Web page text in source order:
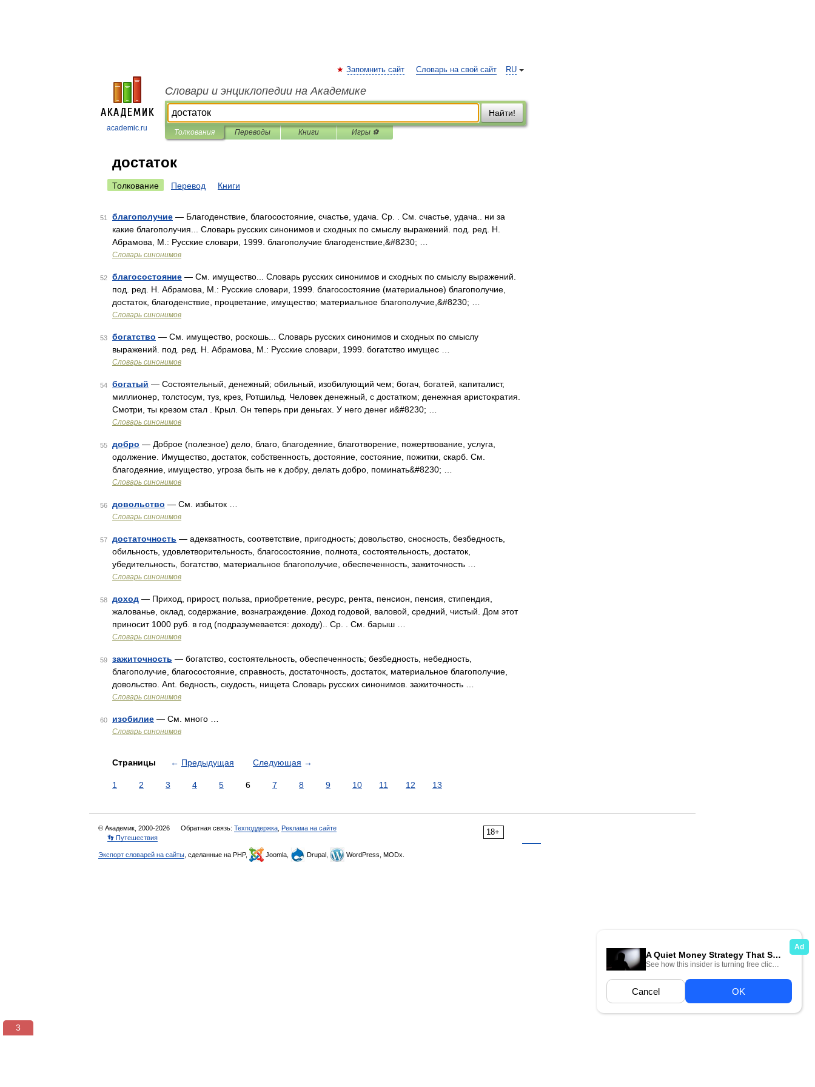
academic.ru
RU
Запомнить сайт Словарь на свой сайт
Словари и энциклопедии на Академике
Найти!
Толкования Переводы Книги Игры ⚽
достаток
Толкование Перевод Книги
51 благополучие — Благоденствие, благосостояние, счастье, удача. Ср. . См. счастье, удача.. ни за
какие благополучия... Словарь русских синонимов и сходных по смыслу выражений. под. ред. Н.
Абрамова, М.: Русские словари, 1999. благополучие благоденствие,&#8230; …
Словарь синонимов
52 благосостояние — См. имущество... Словарь русских синонимов и сходных по смыслу выражений.
под. ред. Н. Абрамова, М.: Русские словари, 1999. благосостояние (материальное) благополучие,
достаток, благоденствие, процветание, имущество; материальное благополучие,&#8230; …
Словарь синонимов
53 богатство — См. имущество, роскошь... Словарь русских синонимов и сходных по смыслу
выражений. под. ред. Н. Абрамова, М.: Русские словари, 1999. богатство имущес …
Словарь синонимов
54 богатый — Состоятельный, денежный; обильный, изобилующий чем; богач, богатей, капиталист,
миллионер, толстосум, туз, крез, Ротшильд. Человек денежный, с достатком; денежная аристократия.
Смотри, ты крезом стал . Крыл. Он теперь при деньгах. У него денег и&#8230; …
Словарь синонимов
55 добро — Доброе (полезное) дело, благо, благодеяние, благотворение, пожертвование, услуга,
одолжение. Имущество, достаток, собственность, достояние, состояние, пожитки, скарб. См.
благодеяние, имущество, угроза быть не к добру, делать добро, поминать&#8230; …
Словарь синонимов
56 довольство — См. избыток …
Словарь синонимов
57 достаточность — адекватность, соответствие, пригодность; довольство, сносность, безбедность,
обильность, удовлетворительность, благосостояние, полнота, состоятельность, достаток,
убедительность, богатство, материальное благополучие, обеспеченность, зажиточность …
Словарь синонимов
58 доход — Приход, прирост, польза, приобретение, ресурс, рента, пенсион, пенсия, стипендия,
жалованье, оклад, содержание, вознаграждение. Доход годовой, валовой, средний, чистый. Дом этот
приносит 1000 руб. в год (подразумевается: доходу).. Ср. . См. барыш …
Словарь синонимов
59 зажиточность — богатство, состоятельность, обеспеченность; безбедность, небедность,
благополучие, благосостояние, справность, достаточность, достаток, материальное благополучие,
довольство. Ant. бедность, скудость, нищета Словарь русских синонимов. зажиточность …
Словарь синонимов
60 изобилие — См. много …
Словарь синонимов
Страницы ← Предыдущая Следующая →
1 2 3 4 5 6 7 8 9 10 11 12 13
18+
© Академик, 2000-2026 Обратная связь: Техподдержка Реклама на сайте
👣 Путешествия
Экспорт словарей на сайты , сделанные на PHP, Joomla, Drupal, WordPress, MODx.
3